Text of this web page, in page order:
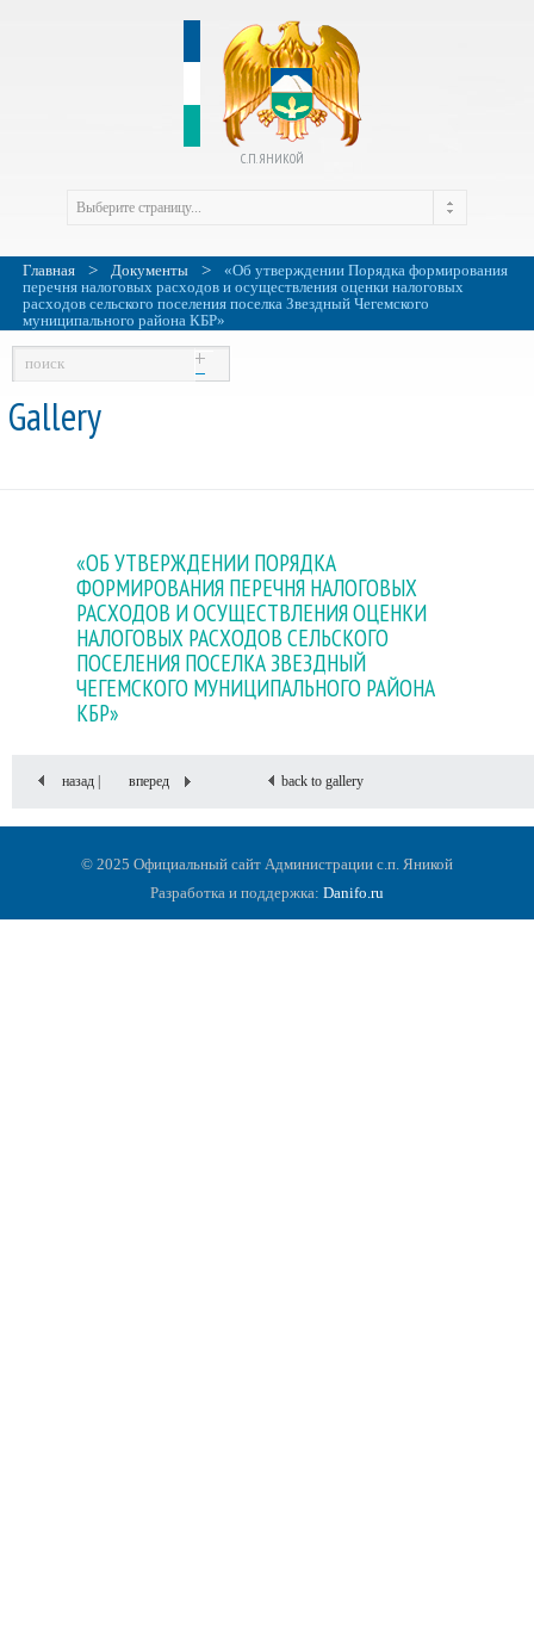
С.П. ЯНИКОЙ
Главная > Документы >
«Об утверждении Порядка формирования
перечня налоговых расходов и осуществления оценки налоговых
расходов сельского поселения поселка Звездный Чегемского
муниципального района КБР»
Gallery
«ОБ УТВЕРЖДЕНИИ ПОРЯДКА
ФОРМИРОВАНИЯ ПЕРЕЧНЯ НАЛОГОВЫХ
РАСХОДОВ И ОСУЩЕСТВЛЕНИЯ ОЦЕНКИ
НАЛОГОВЫХ РАСХОДОВ СЕЛЬСКОГО
ПОСЕЛЕНИЯ ПОСЕЛКА ЗВЕЗДНЫЙ
ЧЕГЕМСКОГО МУНИЦИПАЛЬНОГО РАЙОНА
КБР»
назад | вперед back to gallery
© 2025 Официальный сайт Администрации с.п. Яникой
Разработка и поддержка: Danifo.ru